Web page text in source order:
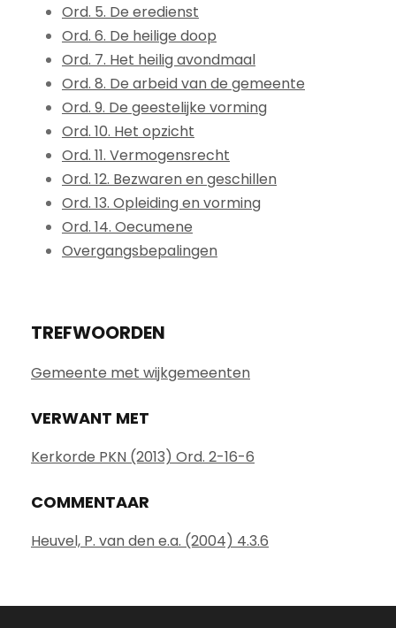
Ord. 5. De eredienst
Ord. 6. De heilige doop
Ord. 7. Het heilig avondmaal
Ord. 8. De arbeid van de gemeente
Ord. 9. De geestelijke vorming
Ord. 10. Het opzicht
Ord. 11. Vermogensrecht
Ord. 12. Bezwaren en geschillen
Ord. 13. Opleiding en vorming
Ord. 14. Oecumene
Overgangsbepalingen
TREFWOORDEN
Gemeente met wijkgemeenten
VERWANT MET
Kerkorde PKN (2013) Ord. 2-16-6
COMMENTAAR
Heuvel, P. van den e.a. (2004) 4.3.6